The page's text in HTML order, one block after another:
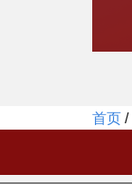
​首页 /